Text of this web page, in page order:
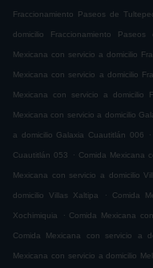
Fraccionamiento Paseos de
domicilio Fraccionamiento
Mexicana con servicio a domicilio
Mexicana con servicio a domicilio
Mexicana con servicio a domicilio
Mexicana con servicio a domicilio
a domicilio Galaxia Cuautitlán 006 .
Cuautitlán 053 . Comida Mexicana
Mexicana con servicio a domicilio
domicilio Villas Xaltipa . Comida
Xochimiquia . Comida Mexicana
Comida Mexicana con servicio a
Mexicana con servicio a domicilio